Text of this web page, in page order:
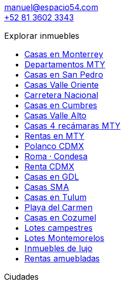
manuel@espacio54.com
+52 81 3602 3343
Explorar inmuebles
Casas en Monterrey
Departamentos MTY
Casas en San Pedro
Casas Valle Oriente
Carretera Nacional
Casas en Cumbres
Casas Valle Alto
Casas 4 recámaras MTY
Rentas en MTY
Polanco CDMX
Roma · Condesa
Renta CDMX
Casas en GDL
Casas SMA
Casas en Tulum
Playa del Carmen
Casas en Cozumel
Lotes campestres
Lotes Montemorelos
Inmuebles de lujo
Rentas amuebladas
Ciudades